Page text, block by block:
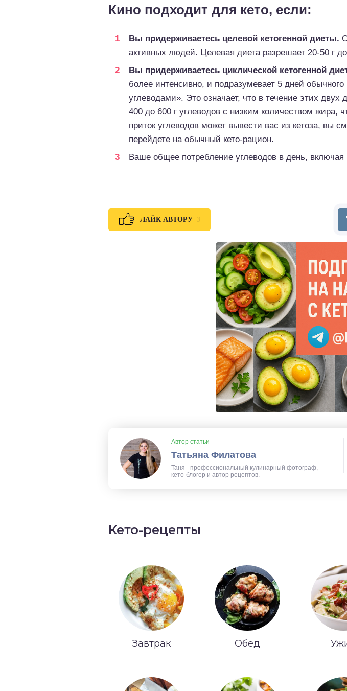
Кино подходит для кето, если:
Вы придерживаетесь целевой кетогенной диеты.
активных людей. Целевая диета разрешает 20-50 г
Вы придерживаетесь циклической кетогенной
более интенсивно, и подразумевает 5 дней
углеводами». Это означает, что в течение этих
400 до 600 г углеводов с низким количеством жира,
приток углеводов может вывести вас из кетоза, вы
перейдете на обычный кето-рацион.
Ваше общее потребление углеводов в день, включая
ЛАЙК АВТОРУ 3
Автор статьи
Татьяна Филатова
Таня - профессиональный кулинарный фотограф,
кето-блогер и автор рецептов.
Кето-рецепты
Завтрак Обед